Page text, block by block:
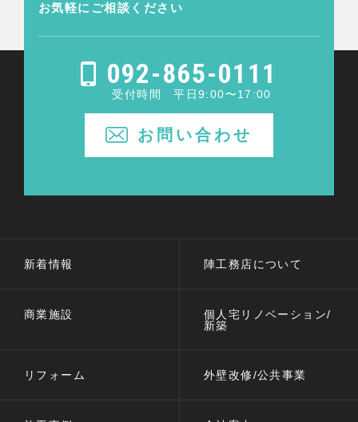
お気軽にご相談ください
092-865-0111
受付時間 平日9:00〜17:00
お問い合わせ
新着情報 陣工務店について
商業施設
個人宅リノベーション/
新築
リフォーム 外壁改修/公共事業